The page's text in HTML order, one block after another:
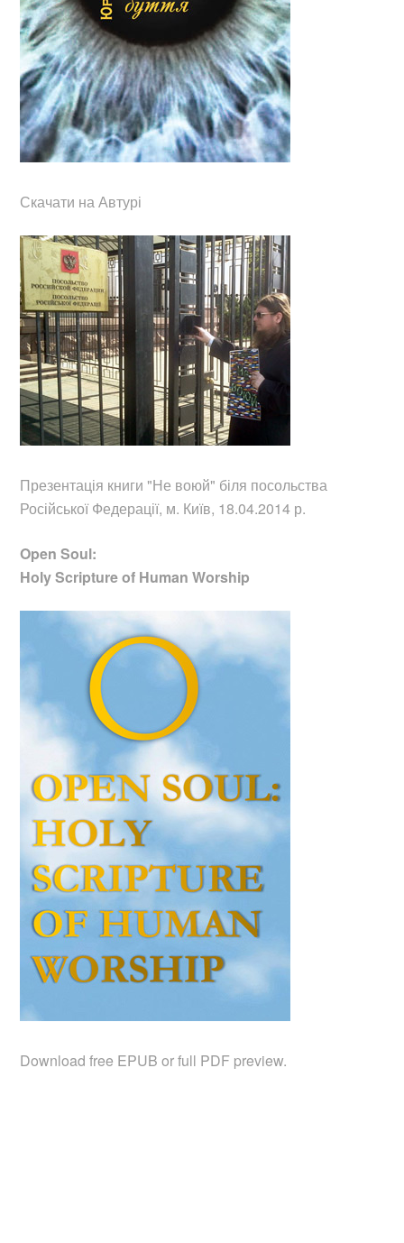
Скачати на Автурі
Презентація книги "Не воюй" біля посольства
Російської Федерації, м. Київ, 18.04.2014 р.
Open Soul:
Holy Scripture of Human Worship
Download free EPUB or full PDF preview.